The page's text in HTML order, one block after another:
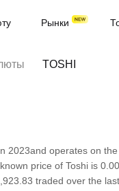
Рынки
TOSHI
2023and operates on
price of Toshi is
traded over the